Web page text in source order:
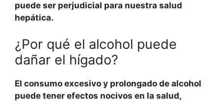
puede ser perjudicial para nuestra salud
hepática.
¿Por qué el alcohol puede
dañar el hígado?
El consumo excesivo y prolongado de alcohol
puede tener efectos nocivos en la salud,